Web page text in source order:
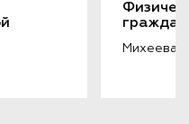
Михеева